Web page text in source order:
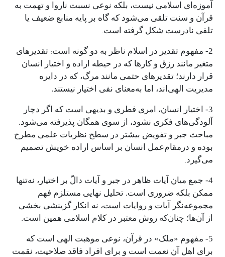
آموزه‌ای اسلامی نیست، بلکه نوعی نسبت ناروا و تهمت به
قرآن و سنت تلقی می‌شود که گاه بر پایه منابع ضعیف یا
تلقی نادرست شکل گرفته است.
2- مفهوم تقدیر در اسلام ناظر به دو گونه است : تقدیرهای
متغیر مانند رزق و کارها که در حیطه اراده و اختیار انسان
قرار دارند؛ تقدیرهای حتمی مانند مرگ، که در دایره
مدیریت الهی‌اند، اما به‌معنای نفی اختیار نیستند.
3- اختیار انسان، امری فطری و بدیهی است که اگر دچار
آلودگی‌های فکری نشود، از سوی همگان پذیرفته می‌شود.
مباحث جبر و تفویض بیشتر در سطح نظریات علمی مطرح
بوده و درمقام‌عمل انسان بر اساس اراده خویش تصمیم
می‌گیرد.
4- جمع میان آیات ظاهر در جبر و آیات دالّ بر اختیار، نه‌تنها
ممکن بلکه ضروری است. تحلیل نهایی مستلزم فهم
مجموعه‌نگر آیات و روایات است، نه انکار گزینشی بخشی
از آن‌ها؛ چنان‌که روش معتبر در کلام اسلامی همین است.
5- مفهوم «ملک» در قرآن، نوعی موهبت الهی است که
برای اهل آن نعمت است و برای افراد فاقد صلاحیت، نقمت